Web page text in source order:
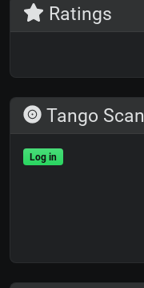
Ratings
Tango Scan
Log in